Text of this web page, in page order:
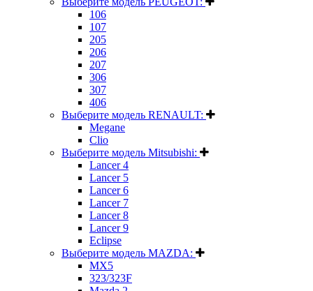
106
107
205
206
207
306
307
406
Выберите модель RENAULT:
Megane
Clio
Выберите модель Mitsubishi:
Lancer 4
Lancer 5
Lancer 6
Lancer 7
Lancer 8
Lancer 9
Eclipse
Выберите модель MAZDA:
MX5
323/323F